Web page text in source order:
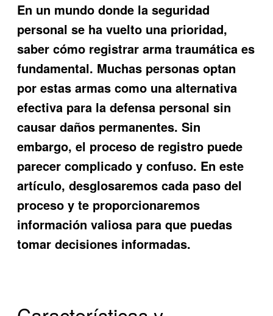
En un mundo donde la seguridad
personal se ha vuelto una prioridad,
sabercómo registrar arma traumática es
fundamental. Muchas personas optan
por estas armas como una alternativa
efectiva para la defensa personal sin
causar daños permanentes. Sin
embargo, el proceso de registro puede
parecer complicado y confuso. En este
artículo, desglosaremos cada paso del
proceso y te proporcionaremos
información valiosa para que puedas
tomar decisiones informadas.